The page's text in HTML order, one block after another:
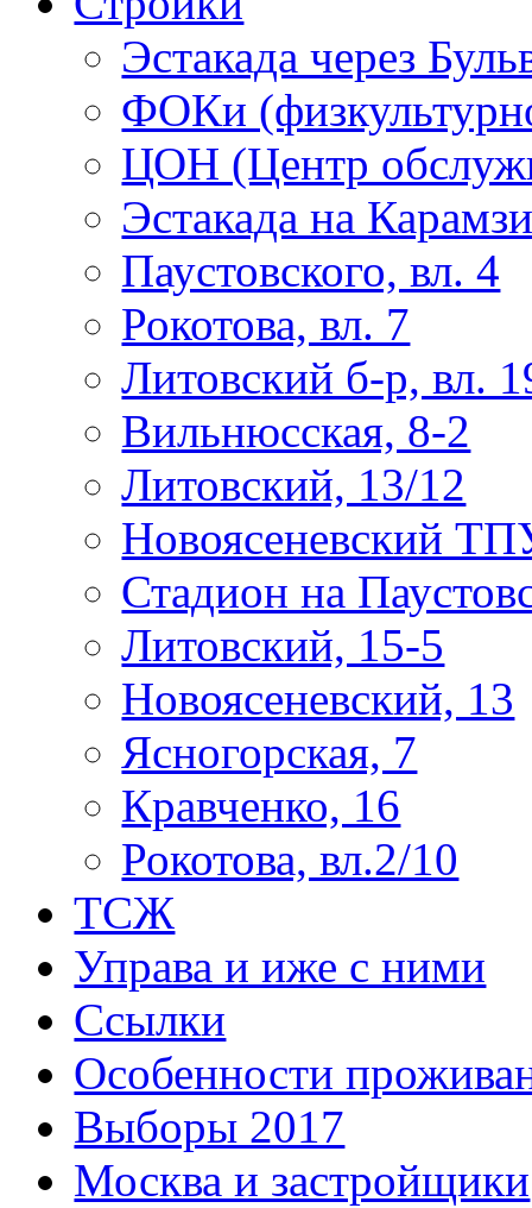
Эстакада через
ФОКи
ЦОН (Центр
Эстакада на
Паустовского, вл. 4
Рокотова, вл. 7
Литовский б-р, вл.
Вильнюсская, 8-2
Литовский, 13/12
Новоясеневский
Стадион на
Литовский, 15-5
Новоясеневский, 13
Ясногорская, 7
Кравченко, 16
Рокотова, вл.2/10
ТСЖ
Управа и иже с ними
Ссылки
Особенности
Выборы 2017
Москва и застройщики